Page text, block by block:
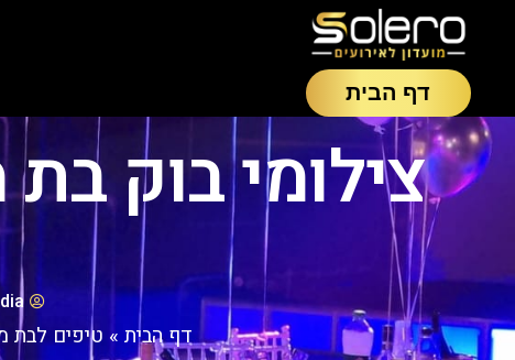
דף הבית
צילומי בוק
דף הבית » טיפים לבת